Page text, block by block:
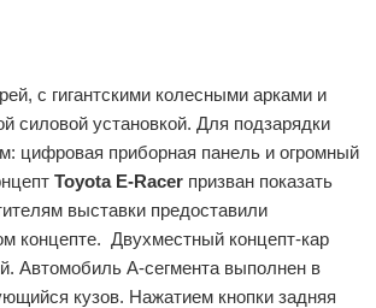
с гигантскими колесными арками и
силовой установкой. Для подзарядки
цифровая приборная панель и огромный
Toyota E-Racer призван показать
выставки предоставили
концепте. Двухместный концепт-кар
Автомобиль А-сегмента выполнен в
кузов. Нажатием кнопки задняя